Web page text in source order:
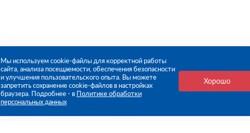
Мы используем cookie-файлы для корректной работы
сайта, анализа посещаемости, обеспечения безопасности
и улучшения пользовательского опыта. Вы можете
запретить сохранение cookie-файлов в настройках
браузера. Подробнее - в Политике обработки
персональных данных
Хорошо